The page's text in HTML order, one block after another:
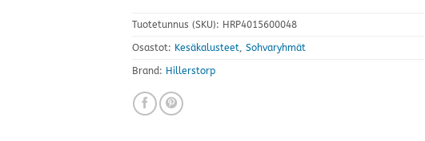
Tuotetunnus (SKU): HRP4015600048
Osastot: Kesäkalusteet, Sohvaryhmät
Brand: Hillerstorp